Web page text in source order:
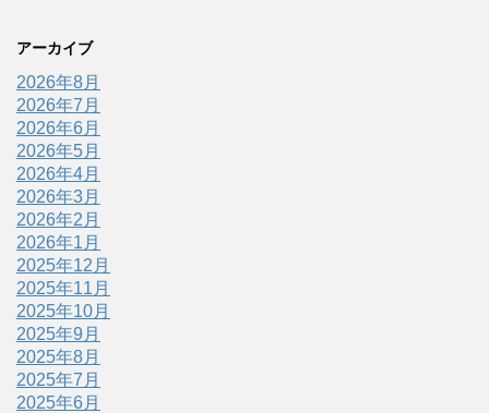
アーカイブ
2026年8月
2026年7月
2026年6月
2026年5月
2026年4月
2026年3月
2026年2月
2026年1月
2025年12月
2025年11月
2025年10月
2025年9月
2025年8月
2025年7月
2025年6月